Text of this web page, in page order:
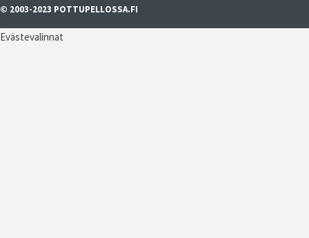
© 2003-2023 POTTUPELLOSSA.FI
Evästevalinnat